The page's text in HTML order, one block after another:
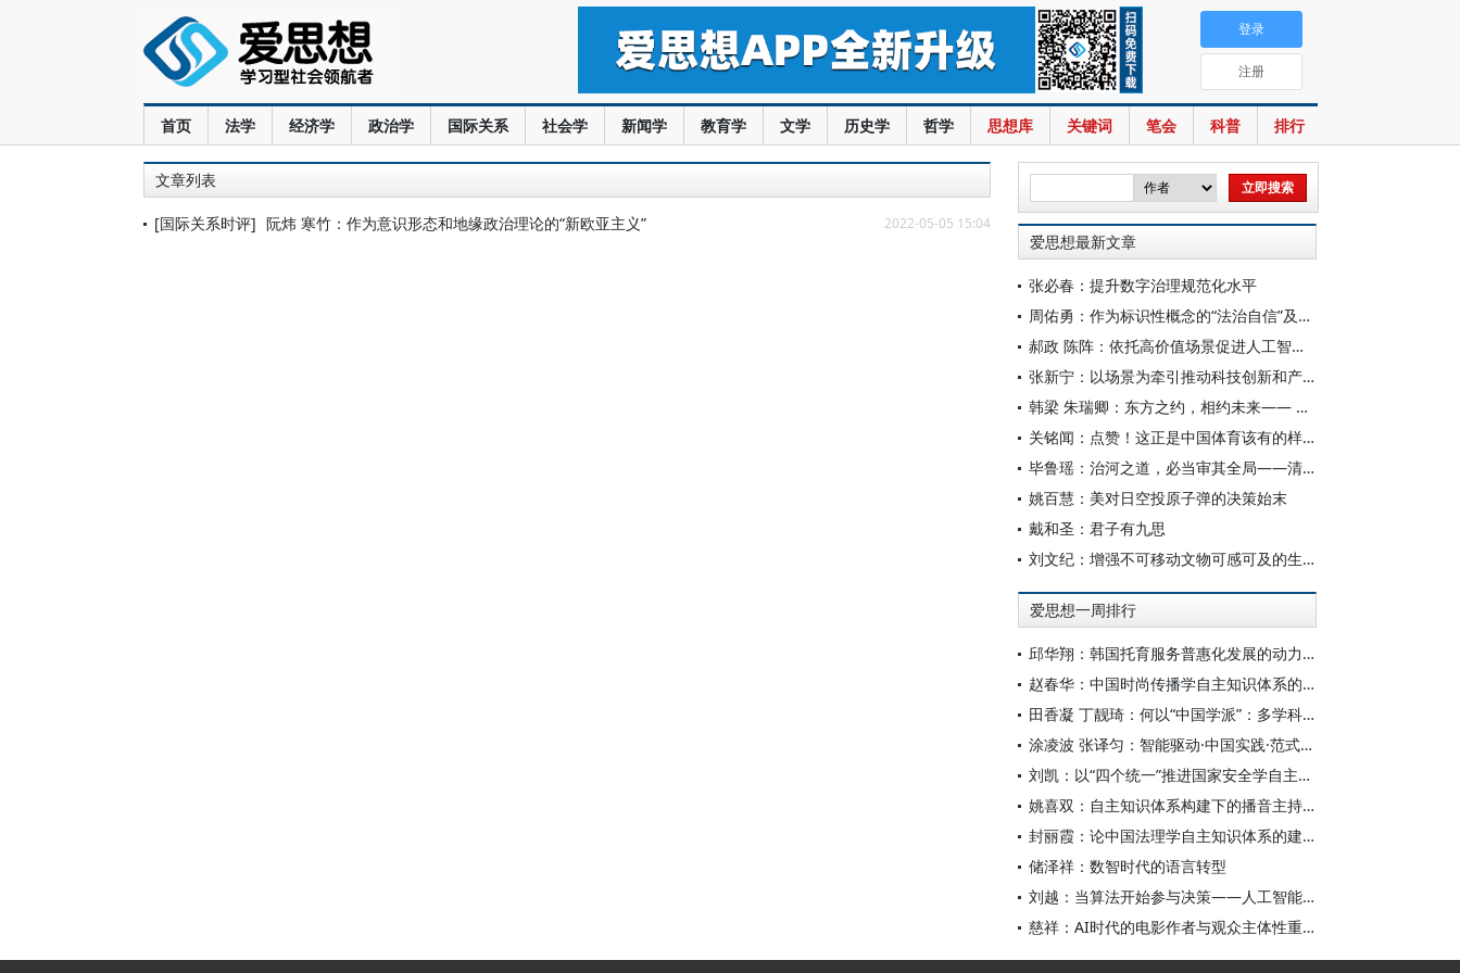
首页 法学 经济学 政治学 国际关系 社会学 新闻学 教育学 文学 历史学 哲学 思想库 关键词 笔会 科普 排行
登录
注册
文章列表
[国际关系时评] 阮炜 寒竹：作为意识形态和地缘政治理论的“新欧亚主义” 2022-05-05 15:04
爱思想最新文章
张必春：提升数字治理规范化水平
周佑勇：作为标识性概念的“法治自信”及其时代意蕴
郝政 陈阵：依托高价值场景促进人工智能高质量数据集建设
张新宁：以场景为牵引推动科技创新和产业创新深度融合
韩梁 朱瑞卿：东方之约，相约未来—— 中国元首外交的世界情怀与大国气派
关铭闻：点赞！这正是中国体育该有的样子
毕鲁瑶：治河之道，必当审其全局——清代靳辅的治水理念与实践
姚百慧：美对日空投原子弹的决策始末
戴和圣：君子有九思
刘文纪：增强不可移动文物可感可及的生命力
爱思想一周排行
邱华翔：韩国托育服务普惠化发展的动力机制、制度路径与政策效应
赵春华：中国时尚传播学自主知识体系的内在逻辑与实践路径
田香凝 丁靓琦：何以“中国学派”：多学科视野下中国特色新闻传播学建设的研究
涂凌波 张译匀：智能驱动·中国实践·范式创新：“构建中国新闻传播学自主知识体系”专题研讨会综述
刘凯：以“四个统一”推进国家安全学自主知识体系构建
姚喜双：自主知识体系构建下的播音主持高等专业教育研究
封丽霞：论中国法理学自主知识体系的建构
储泽祥：数智时代的语言转型
刘越：当算法开始参与决策——人工智能重塑全球治理的底层逻辑
慈祥：AI时代的电影作者与观众主体性重构